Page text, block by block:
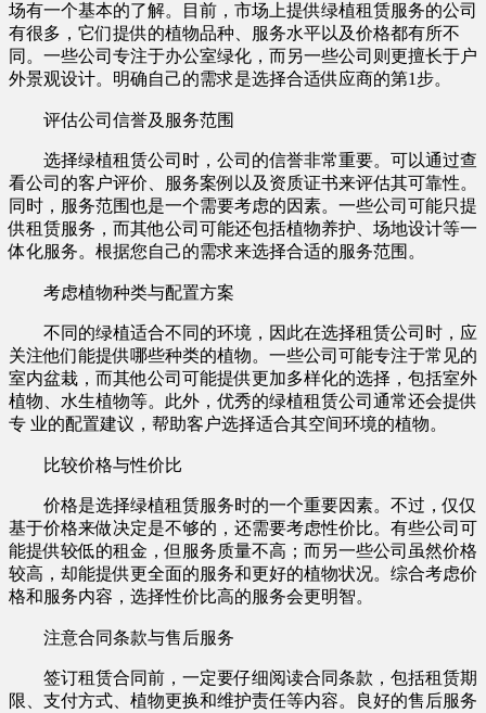
场有一个基本的了解。目前，市场上提供绿植租赁服务的公司
有很多，它们提供的植物品种、服务水平以及价格都有所不
同。一些公司专注于办公室绿化，而另一些公司则更擅长于户
外景观设计。明确自己的需求是选择合适供应商的第1步。
评估公司信誉及服务范围
选择绿植租赁公司时，公司的信誉非常重要。可以通过查
看公司的客户评价、服务案例以及资质证书来评估其可靠性。
同时，服务范围也是一个需要考虑的因素。一些公司可能只提
供租赁服务，而其他公司可能还包括植物养护、场地设计等一
体化服务。根据您自己的需求来选择合适的服务范围。
考虑植物种类与配置方案
不同的绿植适合不同的环境，因此在选择租赁公司时，应
关注他们能提供哪些种类的植物。一些公司可能专注于常见的
室内盆栽，而其他公司可能提供更加多样化的选择，包括室外
植物、水生植物等。此外，优秀的绿植租赁公司通常还会提供
专 业的配置建议，帮助客户选择适合其空间环境的植物。
比较价格与性价比
价格是选择绿植租赁服务时的一个重要因素。不过，仅仅
基于价格来做决定是不够的，还需要考虑性价比。有些公司可
能提供较低的租金，但服务质量不高；而另一些公司虽然价格
较高，却能提供更全面的服务和更好的植物状况。综合考虑价
格和服务内容，选择性价比高的服务会更明智。
注意合同条款与售后服务
签订租赁合同前，一定要仔细阅读合同条款，包括租赁期
限、支付方式、植物更换和维护责任等内容。良好的售后服务